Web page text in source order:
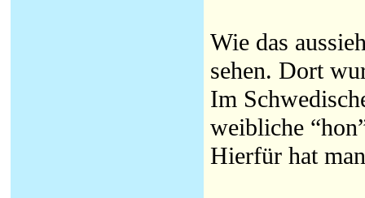
Wie das
sehen. Dort
Im
weibliche
Hierfür hat